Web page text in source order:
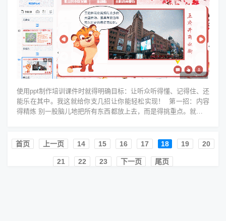
使用ppt制作培训课件时就得明确目标：让听众听得懂、记得住、还
能乐在其中。我这就给你支几招让你能轻松实现！ 第一招：内容
得精炼 别一股脑儿地把所有东西都放上去，而是得挑重点。就像咱
首页️ 上一页 14 15 16 17 18 19 20
21 22 23 下一页 尾页